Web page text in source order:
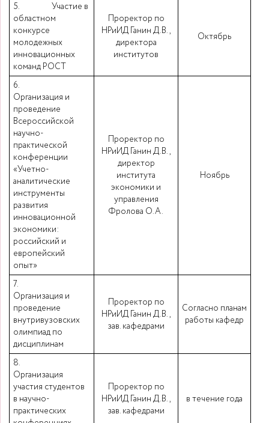
5. Участие в
областном
конкурсе
молодежных
инновационных
команд РОСТ
Проректор по
НРиИД Ганин Д.В.,
директора
институтов
Октябрь
6.
Организация и
проведение
Всероссийской
научно-
практической
конференции
«Учетно-
аналитические
инструменты
развития
инновационной
экономики:
российский и
европейский
опыт»
Проректор по
НРиИД Ганин Д.В.,
директор
института
экономики и
управления
Фролова О.А.
Ноябрь
7.
Организация и
проведение
внутривузовских
олимпиад по
дисциплинам
Проректор по
НРиИД Ганин Д.В.,
зав. кафедрами
Согласно планам
работы кафедр
8.
Организация
участия студентов
в научно-
практических
Проректор по
НРиИД Ганин Д.В.,
зав. кафедрами
в течение года